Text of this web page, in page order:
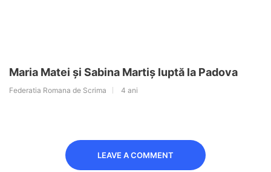
Maria Matei și Sabina Martiș luptă la Padova
Federatia Romana de Scrima 4 ani
LEAVE A COMMENT